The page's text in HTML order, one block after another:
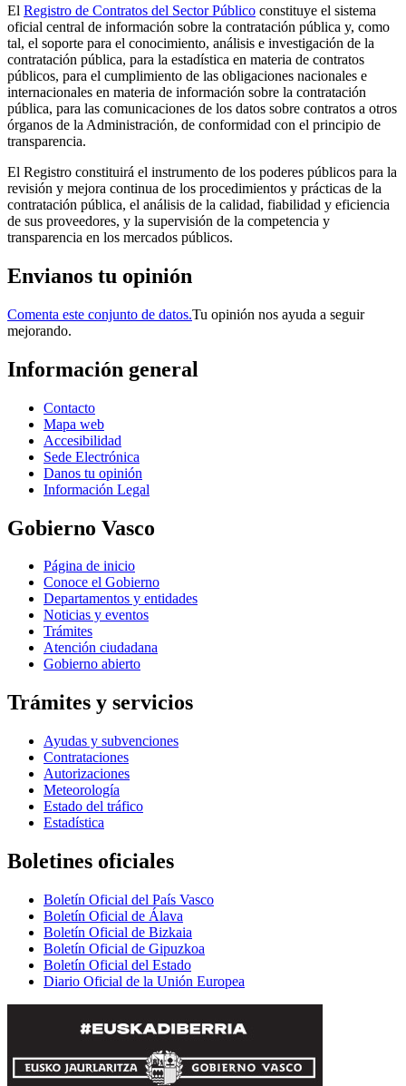
El Registro de Contratos del Sector Público constituye el sistema
oficial central de información sobre la contratación pública y, como
tal, el soporte para el conocimiento, análisis e investigación de la
contratación pública, para la estadística en materia de contratos
públicos, para el cumplimiento de las obligaciones nacionales e
internacionales en materia de información sobre la contratación
pública, para las comunicaciones de los datos sobre contratos a otros
órganos de la Administración, de conformidad con el principio de
transparencia.
El Registro constituirá el instrumento de los poderes públicos para la
revisión y mejora continua de los procedimientos y prácticas de la
contratación pública, el análisis de la calidad, fiabilidad y eficiencia
de sus proveedores, y la supervisión de la competencia y
transparencia en los mercados públicos.
Envianos tu opinión
Comenta este conjunto de datos.Tu opinión nos ayuda a seguir
mejorando.
Información general
Contacto
Mapa web
Accesibilidad
Sede Electrónica
Danos tu opinión
Información Legal
Gobierno Vasco
Página de inicio
Conoce el Gobierno
Departamentos y entidades
Noticias y eventos
Trámites
Atención ciudadana
Gobierno abierto
Trámites y servicios
Ayudas y subvenciones
Contrataciones
Autorizaciones
Meteorología
Estado del tráfico
Estadística
Boletines oficiales
Boletín Oficial del País Vasco
Boletín Oficial de Álava
Boletín Oficial de Bizkaia
Boletín Oficial de Gipuzkoa
Boletín Oficial del Estado
Diario Oficial de la Unión Europea